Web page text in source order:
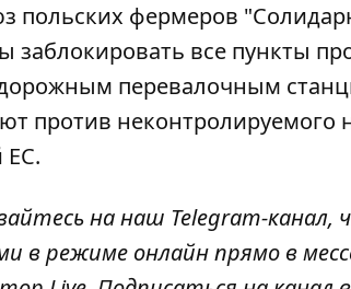
польских фермеров
заблокировать все пункты
перевалочным
против
ЕС.
на наш Telegram-канал,
в режиме онлайн прямо в